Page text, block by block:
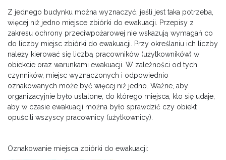
Z jednego budynku można wyznaczyć, jeśli jest taka potrzeba,
więcej niż jedno miejsce zbiórki do ewakuacji. Przepisy z
zakresu ochrony przeciwpożarowej nie wskazują wymagań co
do liczby miejsc zbiórki do ewakuacji. Przy określaniu ich liczby
należy kierować się liczbą pracowników (użytkowników) w
obiekcie oraz warunkami ewakuacji. W zależności od tych
czynników, miejsc wyznaczonych i odpowiednio
oznakowanych może być więcej niż jedno. Ważne, aby
organizacyjnie było ustalone, do którego miejsca, kto się udaje,
aby w czasie ewakuacji można było sprawdzić czy obiekt
opuścili wszyscy pracownicy (użytkownicy).
Oznakowanie miejsca zbiórki do ewakuacji: